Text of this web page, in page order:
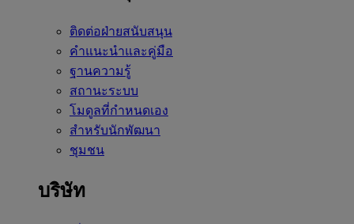
ติดต่อฝ่ายสนับสนุน
คำแนะนำและคู่มือ
ฐานความรู้
สถานะระบบ
โมดูลที่กำหนดเอง
สำหรับนักพัฒนา
ชุมชน
บริษัท